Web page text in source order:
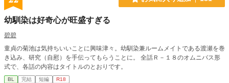
ースは、甘い匂いと小さな奇跡――。 【独占欲の塊なエリー
幼馴染は好奇心が旺盛すぎる
碧碧
童貞の菊池は気持ちいいことに興味津々。幼馴染兼ルームメイトである渡瀬を巻
き込み、研究（自慰）を手伝ってもらうことに。 全話Ｒ－１８のオムニバス形
式で、各話の内容はタイトルのとおりです。
BL 完結 短編 R18